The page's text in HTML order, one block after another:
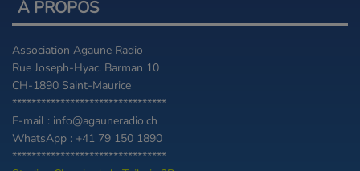
À PROPOS
Association Agaune Radio
Rue Joseph-Hyac. Barman 10
CH-1890 Saint-Maurice
********************************
E-mail : info@agauneradio.ch
WhatsApp : +41 79 150 1890
********************************